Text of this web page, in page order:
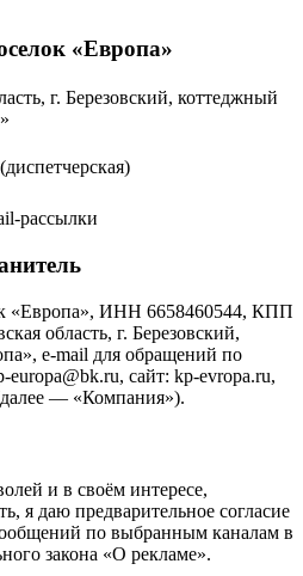
«Европа»
г. Березовский, коттеджный
рассылки
«Европа», ИНН 6658460544, КПП
область, г. Березовский,
e-mail для обращений по
сайт: kp-evropa.ru,
— «Компания»).
и в своём интересе,
я даю предварительное согласие
по выбранным каналам в
закона «О рекламе».